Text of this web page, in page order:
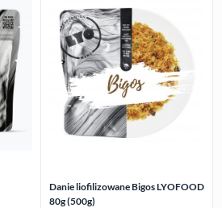
Danie liofilizowane Bigos LYOFOOD
80g (500g)